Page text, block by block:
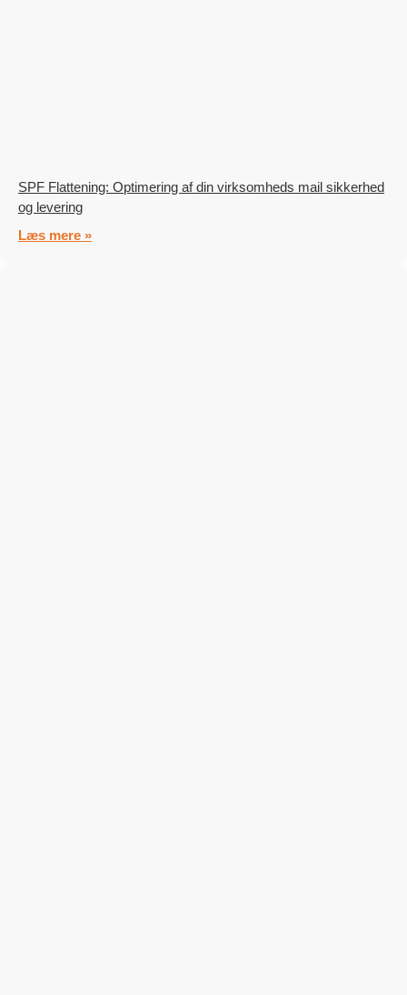
SPF Flattening: Optimering af din virksomheds mail sikkerhed
og levering
Læs mere »